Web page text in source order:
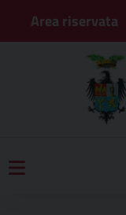
Area riservata